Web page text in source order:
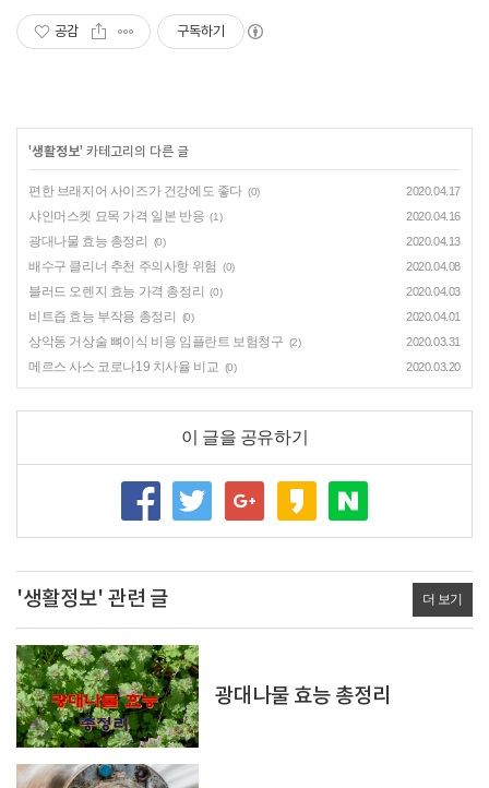
공감 구독하기
'생활정보' 카테고리의 다른 글
편한 브래지어 사이즈가 건강에도 좋다 (0) 2020.04.17
샤인머스켓 묘목 가격 일본 반응 (1) 2020.04.16
광대나물 효능 총정리 (0) 2020.04.13
배수구 클리너 추천 주의사항 위험 (0) 2020.04.08
블러드 오렌지 효능 가격 총정리 (0) 2020.04.03
비트즙 효능 부작용 총정리 (0) 2020.04.01
상악동 거상술 뼈이식 비용 임플란트 보험청구 (2) 2020.03.31
메르스 사스 코로나19 치사율 비교 (0) 2020.03.20
이 글을 공유하기
'생활정보' 관련 글 더 보기
광대나물 효능 총정리